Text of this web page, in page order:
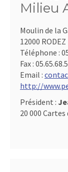
Milieu
Moulin de la
12000 RODEZ
Téléphone :
Fax :
Email :
http://
Président :
20 000 Cartes